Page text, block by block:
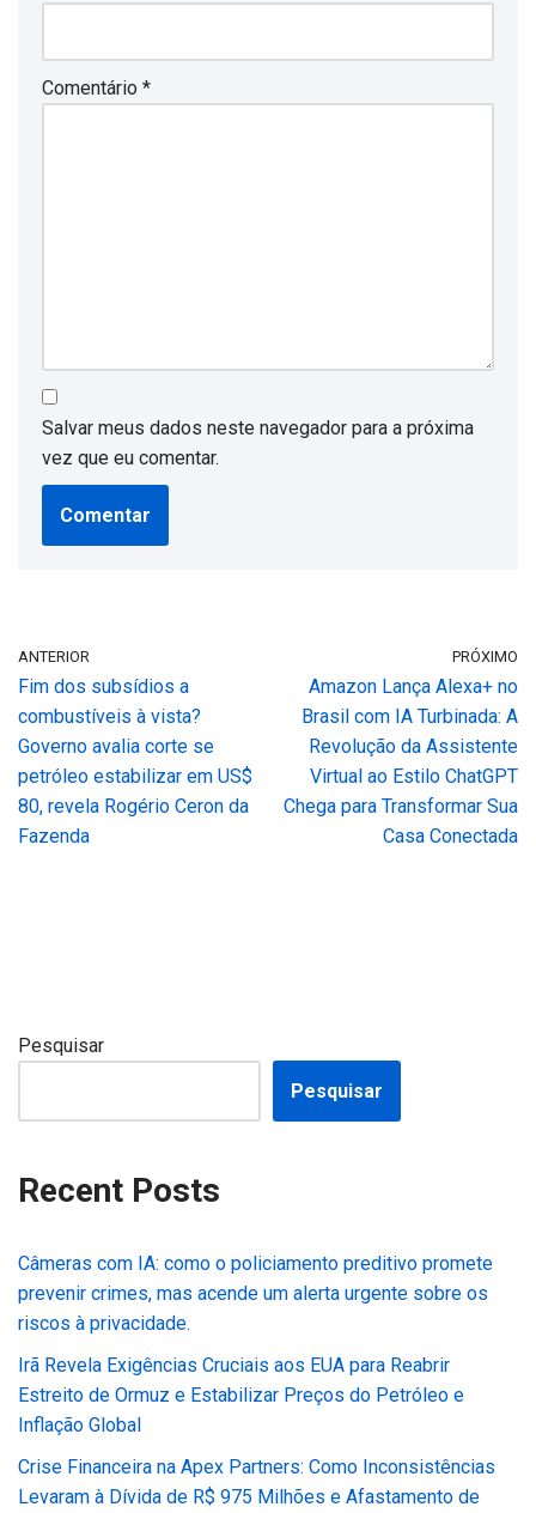
Comentário *
Salvar meus dados neste navegador para a próxima
vez que eu comentar.
ANTERIOR
Fim dos subsídios a
combustíveis à vista?
Governo avalia corte se
petróleo estabilizar em US$
80, revela Rogério Ceron da
Fazenda
PRÓXIMO
Amazon Lança Alexa+ no
Brasil com IA Turbinada: A
Revolução da Assistente
Virtual ao Estilo ChatGPT
Chega para Transformar Sua
Casa Conectada
Pesquisar
Pesquisar
Recent Posts
Câmeras com IA: como o policiamento preditivo promete
prevenir crimes, mas acende um alerta urgente sobre os
riscos à privacidade.
Irã Revela Exigências Cruciais aos EUA para Reabrir
Estreito de Ormuz e Estabilizar Preços do Petróleo e
Inflação Global
Crise Financeira na Apex Partners: Como Inconsistências
Levaram à Dívida de R$ 975 Milhões e Afastamento de